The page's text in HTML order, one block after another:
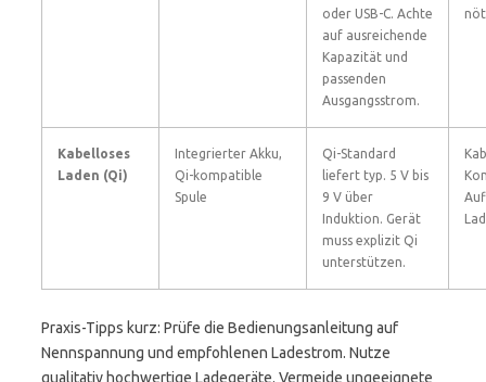
oder USB-C. Achte
auf ausreichende
Kapazität und
passenden
Ausgangsstrom.
Kabelloses
Laden (Qi)
Integrierter Akku,
Qi-kompatible
Spule
Qi-Standard
liefert typ. 5 V bis
9 V über
Induktion. Gerät
muss explizit Qi
unterstützen.
Praxis-Tipps kurz: Prüfe die Bedienungsanleitung auf
Nennspannung und empfohlenen Ladestrom. Nutze
qualitativ hochwertige Ladegeräte. Vermeide ungeeignete